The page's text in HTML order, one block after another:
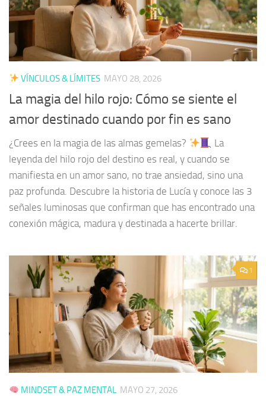
VÍNCULOS & LÍMITES MAYO 28, 2026
La magia del hilo rojo: Cómo se siente el
amor destinado cuando por fin es sano
¿Crees en la magia de las almas gemelas?
La
leyenda del hilo rojo del destino es real, y cuando se
manifiesta en un amor sano, no trae ansiedad, sino una
paz profunda. Descubre la historia de Lucía y conoce las 3
señales luminosas que confirman que has encontrado una
conexión mágica, madura y destinada a hacerte brillar.
1
MINDSET & PAZ MENTAL MAYO 27, 2026